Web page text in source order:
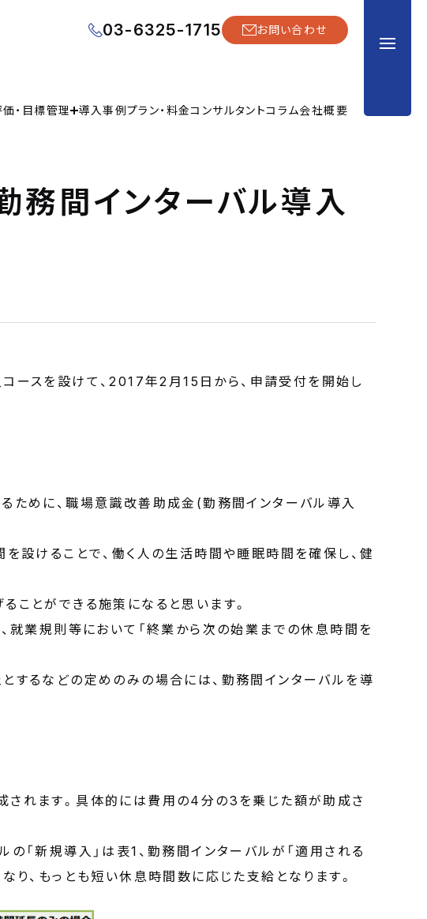
・目標管理 導入事例プラン・料金コンサルタントコラム会社概要
03-6325-1715 お問い合わせ
務間インターバル導入
ースを設けて、2017年2月15日から、申請受付を開始し
ために、職場意識改善助成金(勤務間インターバル導入
設けることで、働く人の生活時間や睡眠時間を確保し、健
ことができる施策になると思います。
就業規則等において「終業から次の始業までの休息時間を
るなどの定めのみの場合には、勤務間インターバルを導
れます。具体的には費用の4分の3を乗じた額が助成さ
「新規導入」は表1、勤務間インターバルが「適用される
り、もっとも短い休息時間数に応じた支給となります。